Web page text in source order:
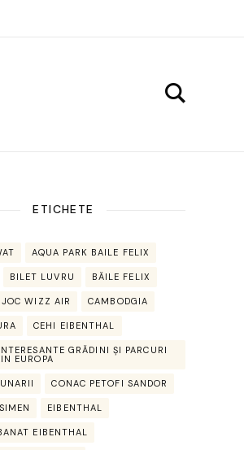
ETICHETE
AQUA PARK BAILE FELIX
BILET LUVRU BĂILE FELIX
JOC WIZZ AIR CAMBODGIA
CEHI EIBENTHAL
GRĂDINI ȘI PARCURI
EUROPA
CONAC PETOFI SANDOR
EIBENTHAL
EIBENTHAL